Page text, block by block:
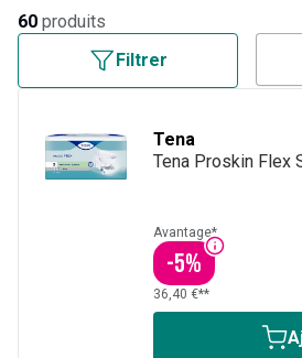
quotidien des personnes
plusieurs gammes de produits:
), pour les hommes (
peau (
Tena Skin Care ), des
60 produits
Filtrer
Tena
Tena Proskin Flex
Avantage*
-5%
36,40 €**